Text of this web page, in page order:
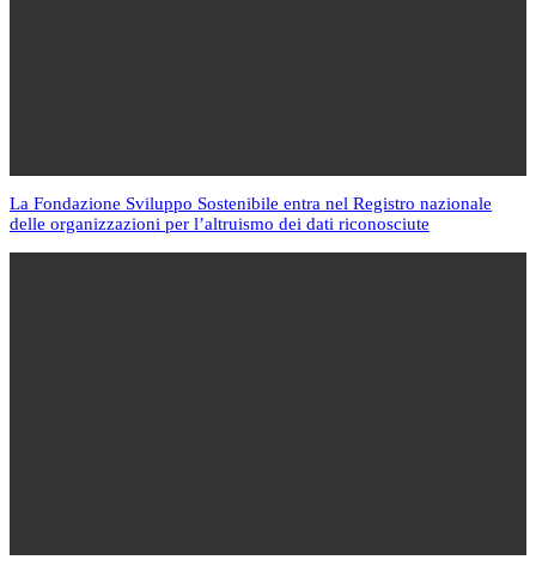
La Fondazione Sviluppo Sostenibile entra nel Registro nazionale
delle organizzazioni per l’altruismo dei dati riconosciute